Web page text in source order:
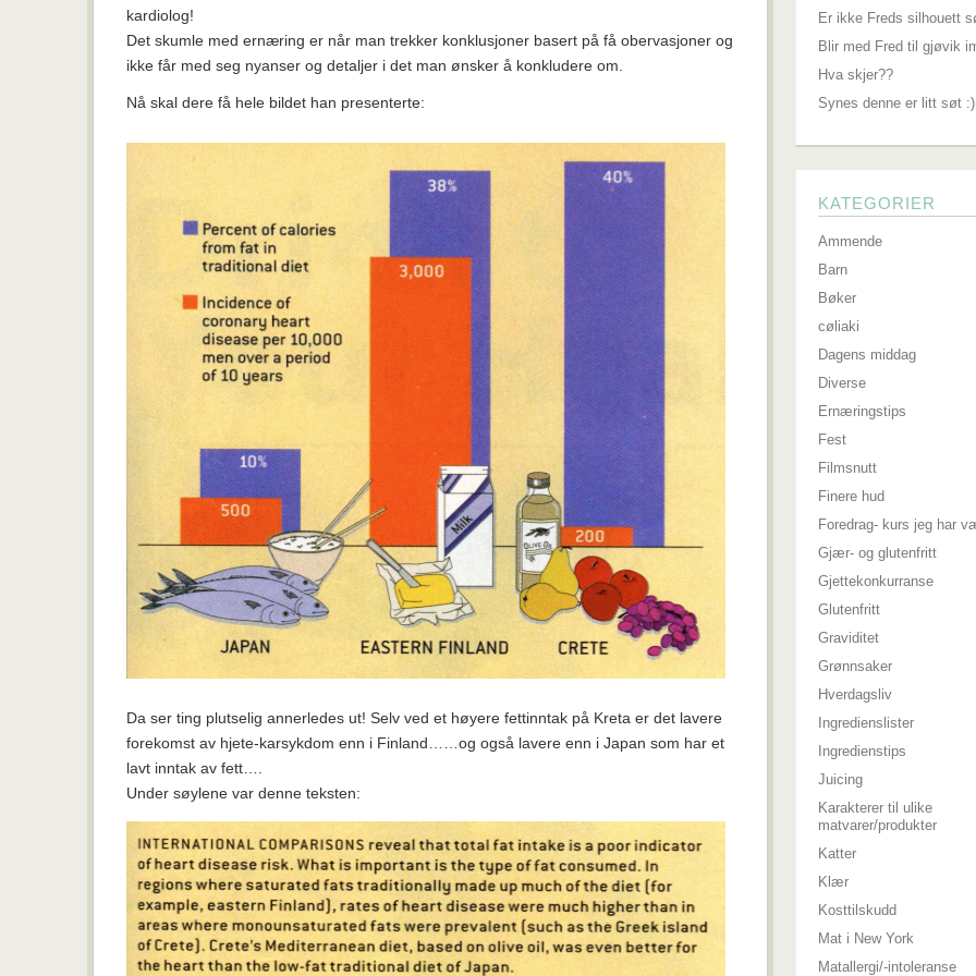
kardiolog!
Det skumle med ernæring er når man trekker konklusjoner basert på få obervasjoner og
ikke får med seg nyanser og detaljer i det man ønsker å konkludere om.
Nå skal dere få hele bildet han presenterte:
Da ser ting plutselig annerledes ut! Selv ved et høyere fettinntak på Kreta er det lavere
forekomst av hjete-karsykdom enn i Finland……og også lavere enn i Japan som har et
lavt inntak av fett….
Under søylene var denne teksten:
Er ikke Freds silhouett
Blir med Fred til gjøvik
Hva skjer??
Synes denne er litt søt :)
KATEGORIER
Ammende
Barn
Bøker
cøliaki
Dagens middag
Diverse
Ernæringstips
Fest
Filmsnutt
Finere hud
Foredrag- kurs jeg har
Gjær- og glutenfritt
Gjettekonkurranse
Glutenfritt
Graviditet
Grønnsaker
Hverdagsliv
Ingredienslister
Ingredienstips
Juicing
Karakterer til ulike
matvarer/produkter
Katter
Klær
Kosttilskudd
Mat i New York
Matallergi/-intoleranse